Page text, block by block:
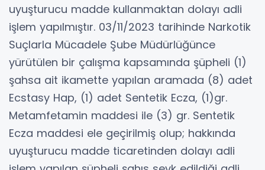
uyuşturucu madde kullanmaktan dolayı adli
işlem yapılmıştır. 03/11/2023 tarihinde Narkotik
Suçlarla Mücadele Şube Müdürlüğünce
yürütülen bir çalışma kapsamında şüpheli (1)
şahsa ait ikamette yapılan aramada (8) adet
Ecstasy Hap, (1) adet Sentetik Ecza, (1)gr.
Metamfetamin maddesi ile (3) gr. Sentetik
Ecza maddesi ele geçirilmiş olup; hakkında
uyuşturucu madde ticaretinden dolayı adli